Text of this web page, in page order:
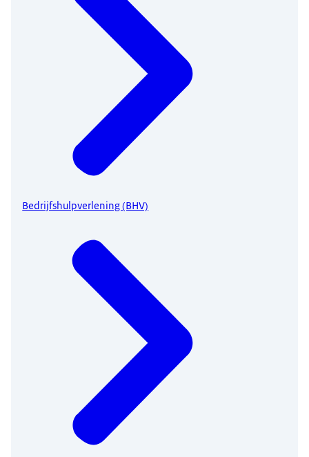
Bedrijfshulpverlening (BHV)